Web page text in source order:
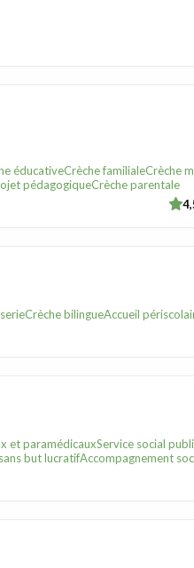
éducativeCrèche familialeCrèche
pédagogiqueCrèche parentale
Crèche bilingueAccueil
et paramédicauxService social
but lucratifAccompagnement